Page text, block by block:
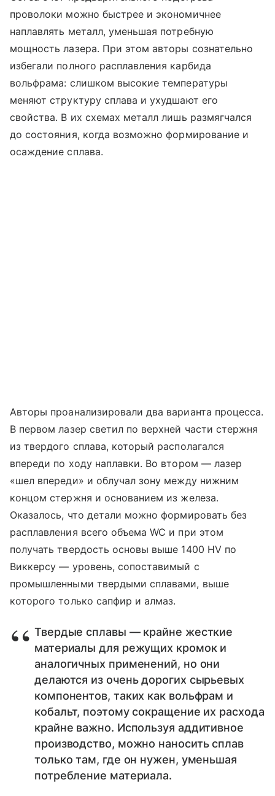
проволоки можно быстрее и экономичнее
наплавлять металл, уменьшая потребную
мощность лазера. При этом авторы сознательно
избегали полного расплавления карбида
вольфрама: слишком высокие температуры
меняют структуру сплава и ухудшают его
свойства. В их схемах металл лишь размягчался
до состояния, когда возможно формирование и
осаждение сплава.
Авторы проанализировали два варианта процесса.
В первом лазер светил по верхней части стержня
из твердого сплава, который располагался
впереди по ходу наплавки. Во втором — лазер
«шел впереди» и облучал зону между нижним
концом стержня и основанием из железа.
Оказалось, что детали можно формировать без
расплавления всего объема WC и при этом
получать твердость основы выше 1400 HV по
Виккерсу — уровень, сопоставимый с
промышленными твердыми сплавами, выше
которого только сапфир и алмаз.
Твердые сплавы — крайне жесткие
материалы для режущих кромок и
аналогичных применений, но они
делают­ся из очень дорогих сырьевых
компонентов, таких как вольфрам и
кобальт, поэтому сокращение их расхода
крайне важно. Используя аддитивное
производство, можно наносить сплав
только там, где он нужен, уменьшая
потребление материала.